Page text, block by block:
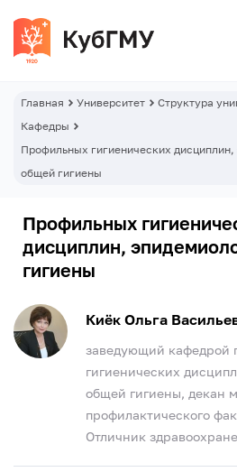
Главная Университет
Структура
Кафедры
Профильных гигиенических
общей гигиены
Профильных
дисциплин,
гигиены
Киёк Ольга
заведующий кафедрой
гигиенических
общей гигиены, декан
профилактического
Отличник